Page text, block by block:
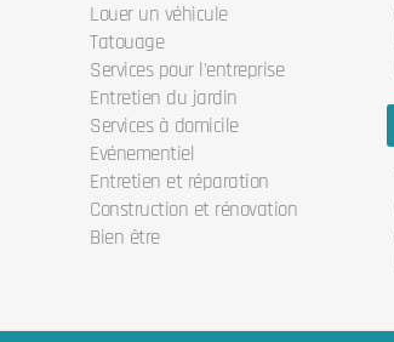
Louer un véhicule
Tatouage
Services pour l'entreprise
Entretien du jardin
Services à domicile
Evénementiel
Entretien et réparation
Construction et rénovation
Bien être